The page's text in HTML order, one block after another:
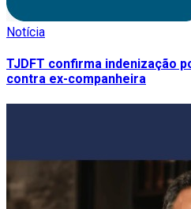
Notícia
TJDFT confirma indenização
contra ex-companheira